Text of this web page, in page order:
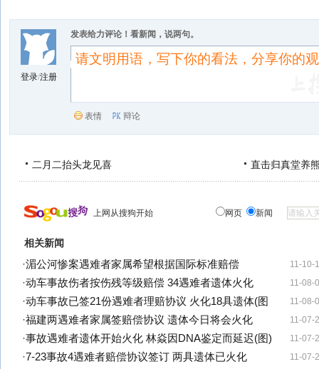
登录/注册
发表给力评论！看新闻，说两句。
表情 辩论
二月二抬头龙见喜 直击归真堂养
上网从搜狗开始 网页 新闻
相关新闻
11-10-
·湄公河惨案遇难者家属希望根据国际标准赔偿
11-08-
·动车事故伤者按伤残等级赔偿 34遇难者遗体火化
11-08-
·动车事故已签21份遇难者理赔协议 火化18具遗体(图
11-07-
·福建两遇难者家属签赔偿协议 遗体今日将会火化
11-07-
·事故遇难者遗体开始火化 林焱因DNA鉴定而延迟(图)
11-07-
·7-23事故4遇难者赔偿协议签订 两具遗体已火化